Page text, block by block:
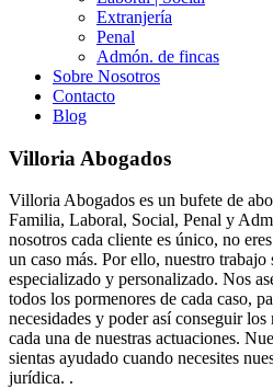
Extranjería
Penal
Admón. de fincas
Sobre Nosotros
Contacto
Blog
Villoria Abogados
Villoria Abogados es un bufete de
Familia, Laboral, Social, Penal y
nosotros cada cliente es único, no
un caso más. Por ello, nuestro trabajo
especializado y personalizado. Nos
todos los pormenores de cada caso,
necesidades y poder así conseguir
cada una de nuestras actuaciones.
sientas ayudado cuando necesites
jurídica. .